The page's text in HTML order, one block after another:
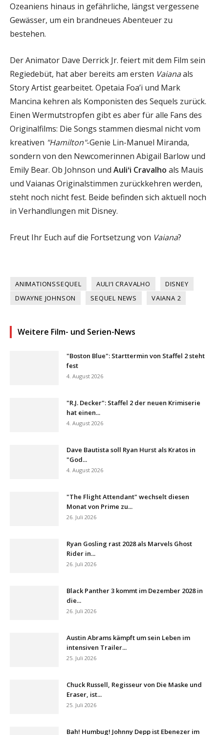
Ozeaniens hinaus in gefährliche, längst vergessene
Gewässer, um ein brandneues Abenteuer zu
bestehen.
Der Animator Dave Derrick Jr. feiert mit dem Film sein
Regiedebüt, hat aber bereits am ersten Vaianaals
Story Artist gearbeitet. Opetaia Foa’i und Mark
Mancina kehren als Komponisten des Sequels zurück.
Einen Wermutstropfen gibt es aber für alle Fans des
Originalfilms: Die Songs stammen diesmal nicht vom
kreativen "Hamilton"-Genie Lin-Manuel Miranda,
sondern von den Newcomerinnen Abigail Barlow und
Emily Bear. Ob Johnson und Auliʻi Cravalho als Mauis
und Vaianas Originalstimmen zurückkehren werden,
steht noch nicht fest. Beide befinden sich aktuell noch
in Verhandlungen mit Disney.
Freut Ihr Euch auf die Fortsetzung von Vaiana?
ANIMATIONSSEQUEL AULI‘I CRAVALHO
DISNEY
DWAYNE JOHNSON
SEQUEL NEWS VAIANA 2
Weitere Film- und Serien-News
"Boston Blue": Starttermin von Staffel 2 steht
fest
4. August 2026
"R.J. Decker": Staffel 2 der neuen Krimiserie
hat einen...
4. August 2026
Dave Bautista soll Ryan Hurst als Kratos in
"God...
4. August 2026
"The Flight Attendant" wechselt diesen
Monat von Prime zu...
26. Juli 2026
Ryan Gosling rast 2028 als Marvels Ghost
Rider in...
26. Juli 2026
Black Panther 3 kommt im Dezember 2028 in
die...
26. Juli 2026
Austin Abrams kämpft um sein Leben im
intensiven Trailer...
25. Juli 2026
Chuck Russell, Regisseur von Die Maske und
Eraser, ist...
25. Juli 2026
Bah! Humbug! Johnny Depp ist Ebenezer im